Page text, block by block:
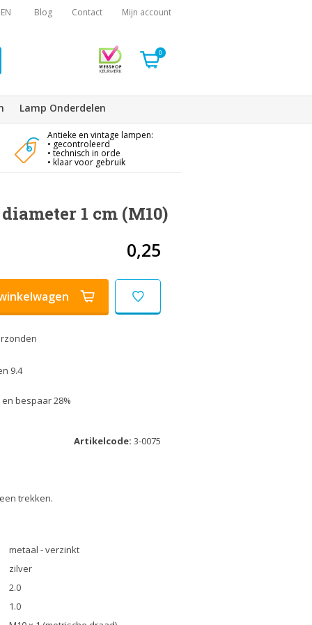
EN Blog Contact Mijn account
0
Lamp Onderdelen
Antieke en vintage lampen:
• gecontroleerd
• technisch in orde
• klaar voor gebruik
1 cm (M10)
0,25
9.4
bespaar 28%
Artikelcode: 3-0075
trekken.
metaal - verzinkt
zilver
2.0
1.0